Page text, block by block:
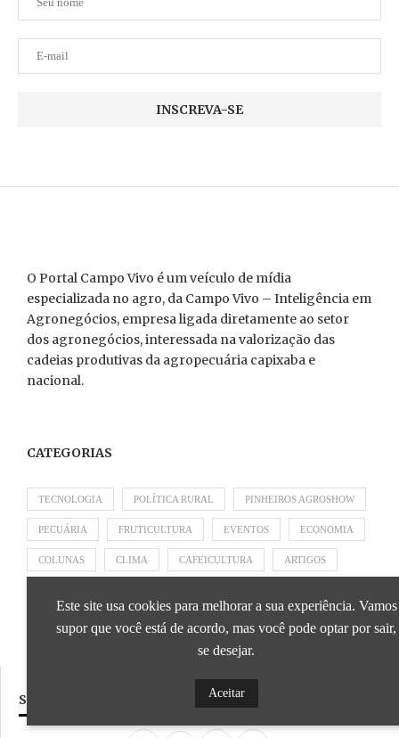
O Portal Campo Vivo é um veículo de mídia
especializada no agro, da Campo Vivo – Inteligência em
Agronegócios, empresa ligada diretamente ao setor
dos agronegócios, interessada na valorização das
cadeias produtivas da agropecuária capixaba e
nacional.
CATEGORIAS
TECNOLOGIA POLÍTICA RURAL PINHEIROS AGROSHOW
PECUÁRIA FRUTICULTURA EVENTOS ECONOMIA
COLUNAS CLIMA CAFEICULTURA ARTIGOS
APRESENTADO POR BRAPEX
SIGA NOSSAS REDES SOCIAIS
Este site usa cookies para melhorar a sua experiência. Vamos
supor que você está de acordo, mas você pode optar por sair,
se desejar.
Aceitar